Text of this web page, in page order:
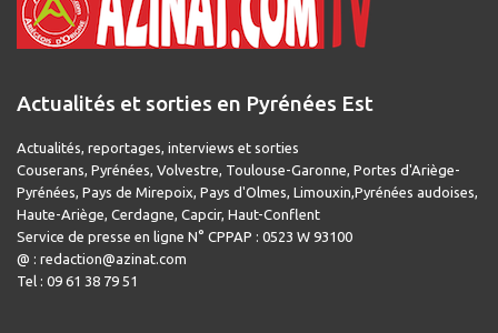
Actualités et sorties en Pyrénées Est
Actualités, reportages, interviews et sorties
Couserans, Pyrénées, Volvestre, Toulouse-Garonne, Portes d'Ariège-
Pyrénées, Pays de Mirepoix, Pays d'Olmes, Limouxin,Pyrénées audoises,
Haute-Ariège, Cerdagne, Capcir, Haut-Conflent
Service de presse en ligne N° CPPAP : 0523 W 93100
@ : redaction@azinat.com
Tel : 09 61 38 79 51